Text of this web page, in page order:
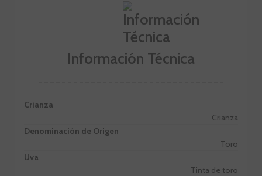
Información Técnica
Crianza
Crianza
Denominación de Origen
Toro
Uva
Tinta de toro